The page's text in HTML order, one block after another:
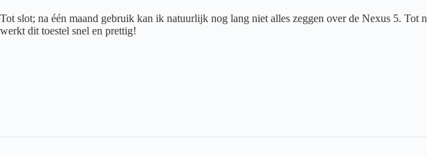
Tot slot; na één maand gebruik kan ik natuurlijk nog lang niet alles zeggen over de Nexus 5.
werkt dit toestel snel en prettig!